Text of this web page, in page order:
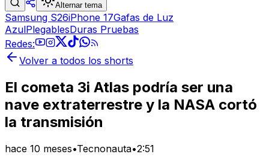
Alternar tema
Samsung S26iPhone 17Gafas de Luz
AzulPlegablesDuras Pruebas
Redes:
Volver a todos los shorts
El cometa 3i Atlas podría ser una
nave extraterrestre y la NASA cortó
la transmisión
hace 10 meses•Tecnonauta•2:51